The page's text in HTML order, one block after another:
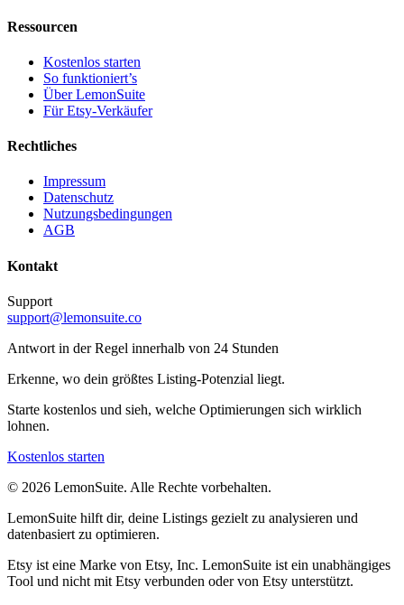
Ressourcen
Kostenlos starten
So funktioniert’s
Über LemonSuite
Für Etsy-Verkäufer
Rechtliches
Impressum
Datenschutz
Nutzungsbedingungen
AGB
Kontakt
Support
support@lemonsuite.co
Antwort in der Regel innerhalb von 24 Stunden
Erkenne, wo dein größtes Listing-Potenzial liegt.
Starte kostenlos und sieh, welche Optimierungen sich wirklich
lohnen.
Kostenlos starten
© 2026 LemonSuite. Alle Rechte vorbehalten.
LemonSuite hilft dir, deine Listings gezielt zu analysieren und
datenbasiert zu optimieren.
Etsy ist eine Marke von Etsy, Inc. LemonSuite ist ein unabhängiges
Tool und nicht mit Etsy verbunden oder von Etsy unterstützt.